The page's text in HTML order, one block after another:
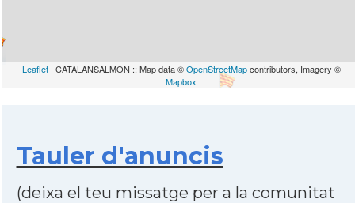
Leaflet| CATALANSALMON :: Map data ©OpenStreetMapcontributors, Imagery ©
Mapbox
Tauler d'anuncis
(deixa el teu missatge per a la comunitat